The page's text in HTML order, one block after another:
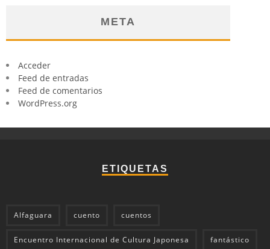
META
Acceder
Feed de entradas
Feed de comentarios
WordPress.org
ETIQUETAS
Alfaguara cuento cuentos
Encuentro Internacional de Cultura Japonesa fantástico